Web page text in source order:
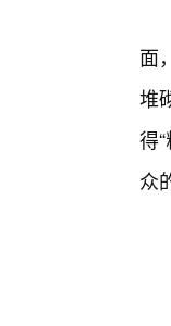
面
堆
得
众